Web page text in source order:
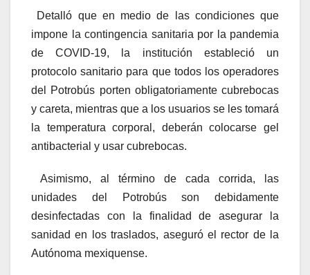
Detalló que en medio de las condiciones que
impone la contingencia sanitaria por la pandemia
de COVID-19, la institución estableció un
protocolo sanitario para que todos los operadores
del Potrobús porten obligatoriamente cubrebocas
y careta, mientras que a los usuarios se les tomará
la temperatura corporal, deberán colocarse gel
antibacterial y usar cubrebocas.
Asimismo, al término de cada corrida, las
unidades del Potrobús son debidamente
desinfectadas con la finalidad de asegurar la
sanidad en los traslados, aseguró el rector de la
Autónoma mexiquense.